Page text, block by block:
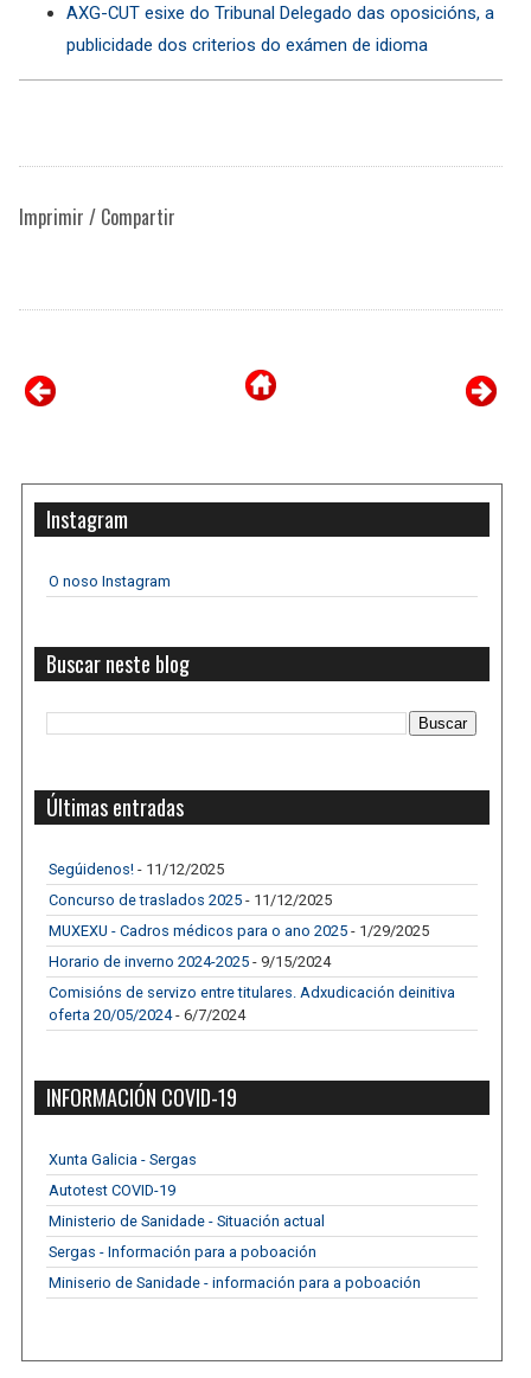
AXG-CUT esixe do Tribunal Delegado das oposicións, a
publicidade dos criterios do exámen de idioma
Imprimir / Compartir
Instagram
O noso Instagram
Buscar neste blog
Últimas entradas
Segúidenos! - 11/12/2025
Concurso de traslados 2025 - 11/12/2025
MUXEXU - Cadros médicos para o ano 2025 - 1/29/2025
Horario de inverno 2024-2025 - 9/15/2024
Comisións de servizo entre titulares. Adxudicación deinitiva
oferta 20/05/2024- 6/7/2024
INFORMACIÓN COVID-19
Xunta Galicia - Sergas
Autotest COVID-19
Ministerio de Sanidade - Situación actual
Sergas - Información para a poboación
Miniserio de Sanidade - información para a poboación